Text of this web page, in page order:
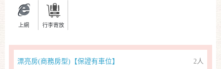
上網 行李寄放
漂亮房(商務房型)【保證有車位】 2人